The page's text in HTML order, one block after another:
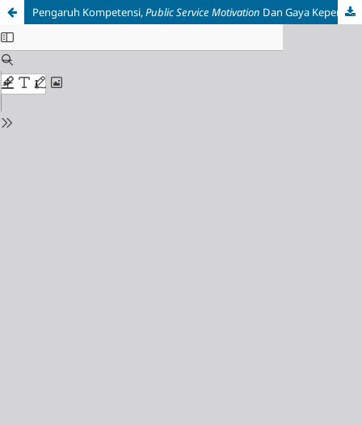
Pengaruh Kompetensi,Public Service Motivation Dan Gaya Kepemimpinan Transformasional Terhadap Kinerja Pegawai Dalam Pengelolaan Barang Milik Negara Pada Satuan Kerja Di Wilayah Kerja Kpknl Pematangsiantar